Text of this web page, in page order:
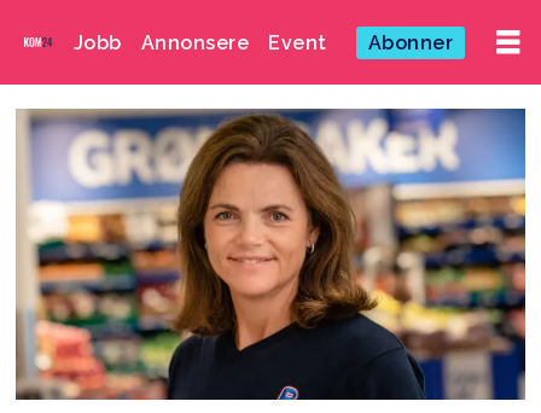
Jobb Annonsere Event Abonner